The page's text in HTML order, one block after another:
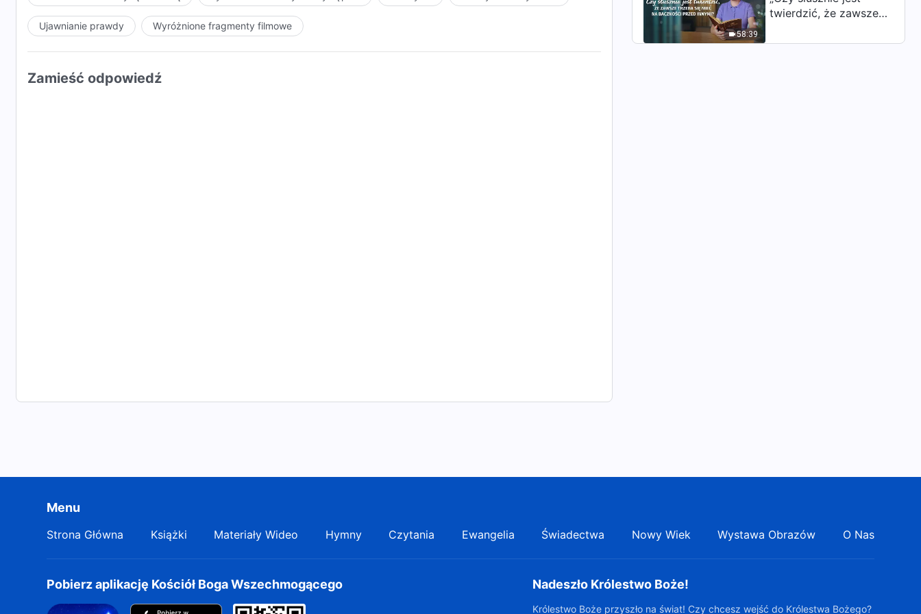
10:54
Słowo Boże na każdy dzień:
Wcielenie | Fragment 137
Wcielenie | Fragment 138
Ujawnianie prawdy Wyróżnione fragmenty filmowe
Zamieść odpowiedź
58:39
twierdzić, że zawsze
baczności przed
Menu
Strona Główna Książki Materiały Wideo Hymny Czytania Ewangelia Świadectwa Nowy Wiek Wystawa Obrazów O Nas
Pobierz aplikację Kościół Boga Wszechmogącego Nadeszło Królestwo Boże!
Królestwo Boże przyszło na świat! Czy chcesz wejść do Królestwa Bożego?